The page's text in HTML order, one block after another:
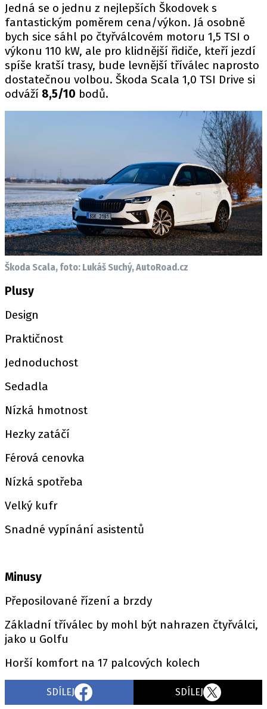
Jedná se o jednu z nejlepších Škodovek s
fantastickým poměrem cena/výkon. Já osobně
bych sice sáhl po čtyřválcovém motoru 1,5 TSI o
výkonu 110 kW, ale pro klidnější řidiče, kteří jezdí
spíše kratší trasy, bude levnější tříválec naprosto
dostatečnou volbou. Škoda Scala 1,0 TSI Drive si
odváží 8,5/10 bodů.
Škoda Scala, foto: Lukáš Suchý, AutoRoad.cz
Plusy
Design
Praktičnost
Jednoduchost
Sedadla
Nízká hmotnost
Hezky zatáčí
Férová cenovka
Nízká spotřeba
Velký kufr
Snadné vypínání asistentů
Minusy
Přeposilované řízení a brzdy
Základní tříválec by mohl být nahrazen čtyřválci,
jako u Golfu
Horší komfort na 17 palcových kolech
SDÍLEJ SDÍLEJ